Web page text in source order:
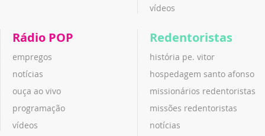
vídeos
Rádio POP
empregos
notícias
ouça ao vivo
programação
vídeos
Redentoristas
história pe. vitor
hospedagem santo afonso
missionários redentoristas
missões redentoristas
notícias